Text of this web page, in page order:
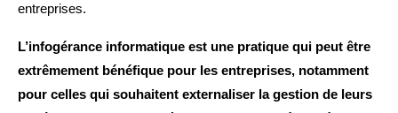
entreprises.
L’infogérance informatique est une pratique qui peut être
extrêmement bénéfique pour les entreprises, notamment
pour celles qui souhaitent externaliser la gestion de leurs